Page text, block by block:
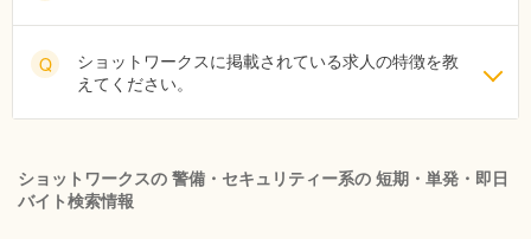
Q
ショットワークスに掲載されている求人の特徴を教
えてください。
ショットワークスの 警備・セキュリティー系の 短期・単発・即日
バイト検索情報